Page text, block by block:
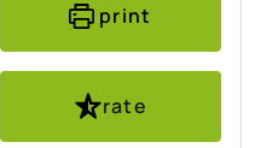
print
rate